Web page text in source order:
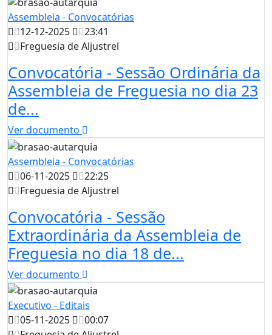
Assembleia - Convocatórias
12-12-2025
23:41
Freguesia de Aljustrel
Convocatória - Sessão Ordinária da
Assembleia de Freguesia no dia 23
de...
Ver documento
Assembleia - Convocatórias
06-11-2025
22:25
Freguesia de Aljustrel
Convocatória - Sessão
Extraordinária da Assembleia de
Freguesia no dia 18 de...
Ver documento
Executivo - Editais
05-11-2025
00:07